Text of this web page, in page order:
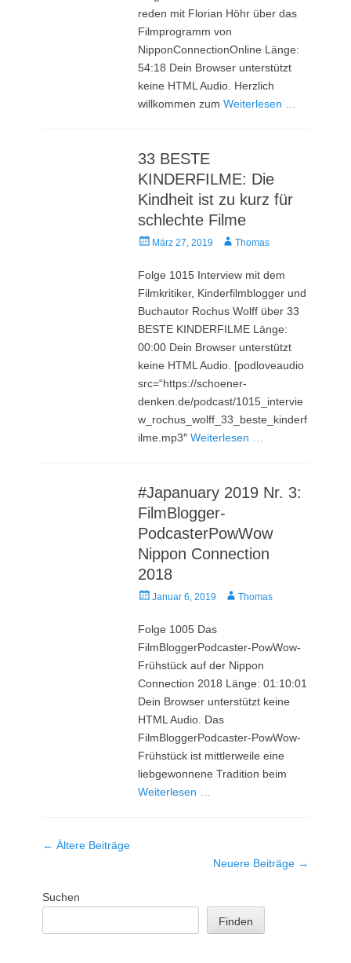
reden mit Florian Höhr über das
Filmprogramm von
NipponConnectionOnline Länge:
54:18 Dein Browser unterstützt
keine HTML Audio. Herzlich
willkommen zumWeiterlesen …
33 BESTE
KINDERFILME: Die
Kindheit ist zu kurz für
schlechte Filme
Veröffentlicht
März 27, 2019 AutorThomas
Folge 1015 Interview mit dem
Filmkritiker, Kinderfilmblogger und
Buchautor Rochus Wolff über 33
BESTE KINDERFILME Länge:
00:00 Dein Browser unterstützt
keine HTML Audio. [podloveaudio
src=“https://schoener-
denken.de/podcast/1015_intervie
w_rochus_wolff_33_beste_kinderf
ilme.mp3″Weiterlesen …
#Japanuary 2019 Nr. 3:
FilmBlogger-
PodcasterPowWow
Nippon Connection
2018
Veröffentlicht
Januar 6, 2019 AutorThomas
Folge 1005 Das
FilmBloggerPodcaster-PowWow-
Frühstück auf der Nippon
Connection 2018 Länge: 01:10:01
Dein Browser unterstützt keine
HTML Audio. Das
FilmBloggerPodcaster-PowWow-
Frühstück ist mittlerweile eine
liebgewonnene Tradition beim
Weiterlesen …
Beitrag-
← Ältere Beiträge
Neuere Beiträge →
Suchen
Finden